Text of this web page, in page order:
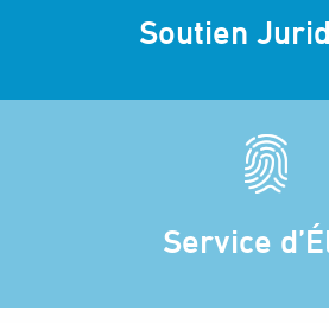
Soutien
Service